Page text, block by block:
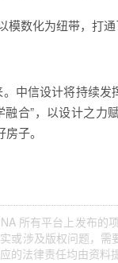
模数化为纽带，打
中信设计将持续
融合”，以设计之
子。
所有平台上发布的
或涉及版权问题，
的法律责任均由资料